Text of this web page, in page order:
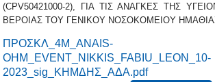
(CPV50421000-2), ΓΙΑ ΤΙΣ ΑΝΑΓΚΕΣ ΤΗΣ
ΒΕΡΟΙΑΣ ΤΟΥ ΓΕΝΙΚΟΥ ΝΟΣΟΚΟΜΕΙΟΥ
ΠΡΟΣΚΛ_4M_ANAIS-
OHM_EVENT_NIKKIS_FABIU_LEON_10-
2023_sig_ΚΗΜΔΗΣ_ΑΔΑ.pdf